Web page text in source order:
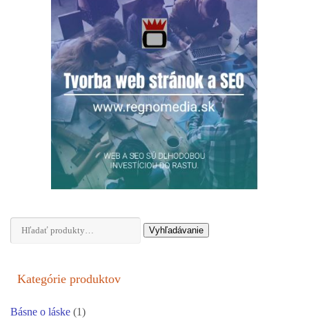
Hľadať: Vyhľadávanie
Kategórie produktov
Básne o láske (1)